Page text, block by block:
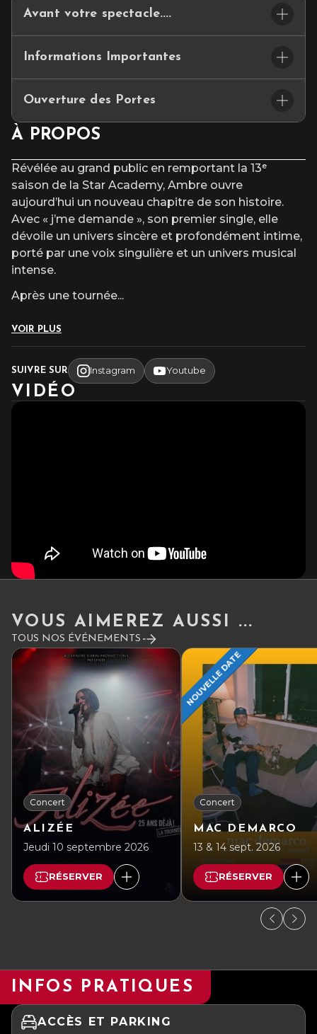
Avant votre spectacle....
LA CAPITAINERIE DU CEPAC SILO.
tapas
————————————
ACCÈS & PARKING
Les parkings INDIGO & Q-PARK, à proximité du
Cepac Silo, vous proposent des forfaits parking à
réserverexclusivement en ligne avant votre
venue.
Informations Importantes
Ouverture des Portes
🚪 Ouverture des portes : 18h30
L’équipe du Cepac Silo fait son maximum pour commencer le
spectacle à l’heure. Nous vous recommandons d’arriver 30
min minimum avant le début du spectacle.
À PROPOS
Révélée au grand public en remportant la 13ᵉ
saison de la Star Academy, Ambre ouvre
aujourd’hui un nouveau chapitre de son histoire.
Avec « j’me demande », son premier single, elle
dévoile un univers sincère et profondément intime,
porté par une voix singulière et un univers musical
intense.
Après une tournée...
VOIR PLUS
SUIVRE SUR Instagram Youtube
VIDÉO
VOUS AIMEREZ AUSSI ...
TOUS NOS ÉVÉNEMENTS
Concert
ALIZÉE
Jeudi 10 septembre 2026
RÉSERVER
NOUVELLE DATE
Concert
MAC DEMARCO
13 & 14 sept. 2026
RÉSERVER
INFOS PRATIQUES
ACCÈS ET PARKING